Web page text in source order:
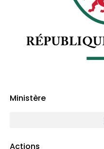
Ministère
Actions